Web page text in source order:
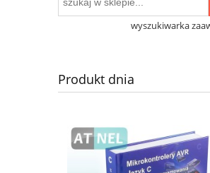
wyszukiwarka
Produkt dnia